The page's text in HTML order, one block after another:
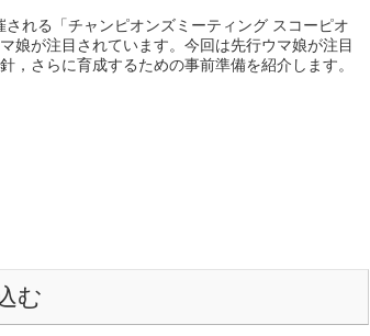
される「チャンピオンズミーティング スコーピオ
娘が注目されています。今回は先行ウマ娘が注目
，さらに育成するための事前準備を紹介します。
む